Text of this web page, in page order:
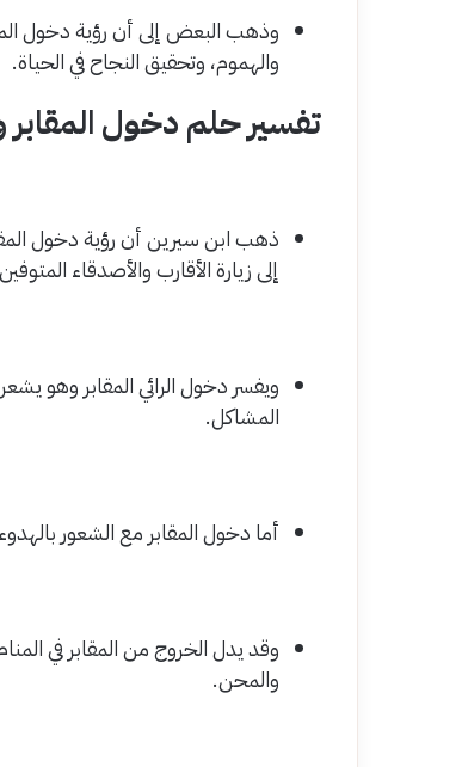
وذهب البعض إلى أن رؤية دخول
والهموم، وتحقيق النجاح في الحياة.
تفسير حلم دخول المقابر
ذهب ابن سيرين أن رؤية دخول
إلى زيارة الأقارب والأصدقاء
ويفسر دخول الرائي المقابر وهو
المشاكل.
أما دخول المقابر مع الشعور
وقد يدل الخروج من المقابر في
والمحن.